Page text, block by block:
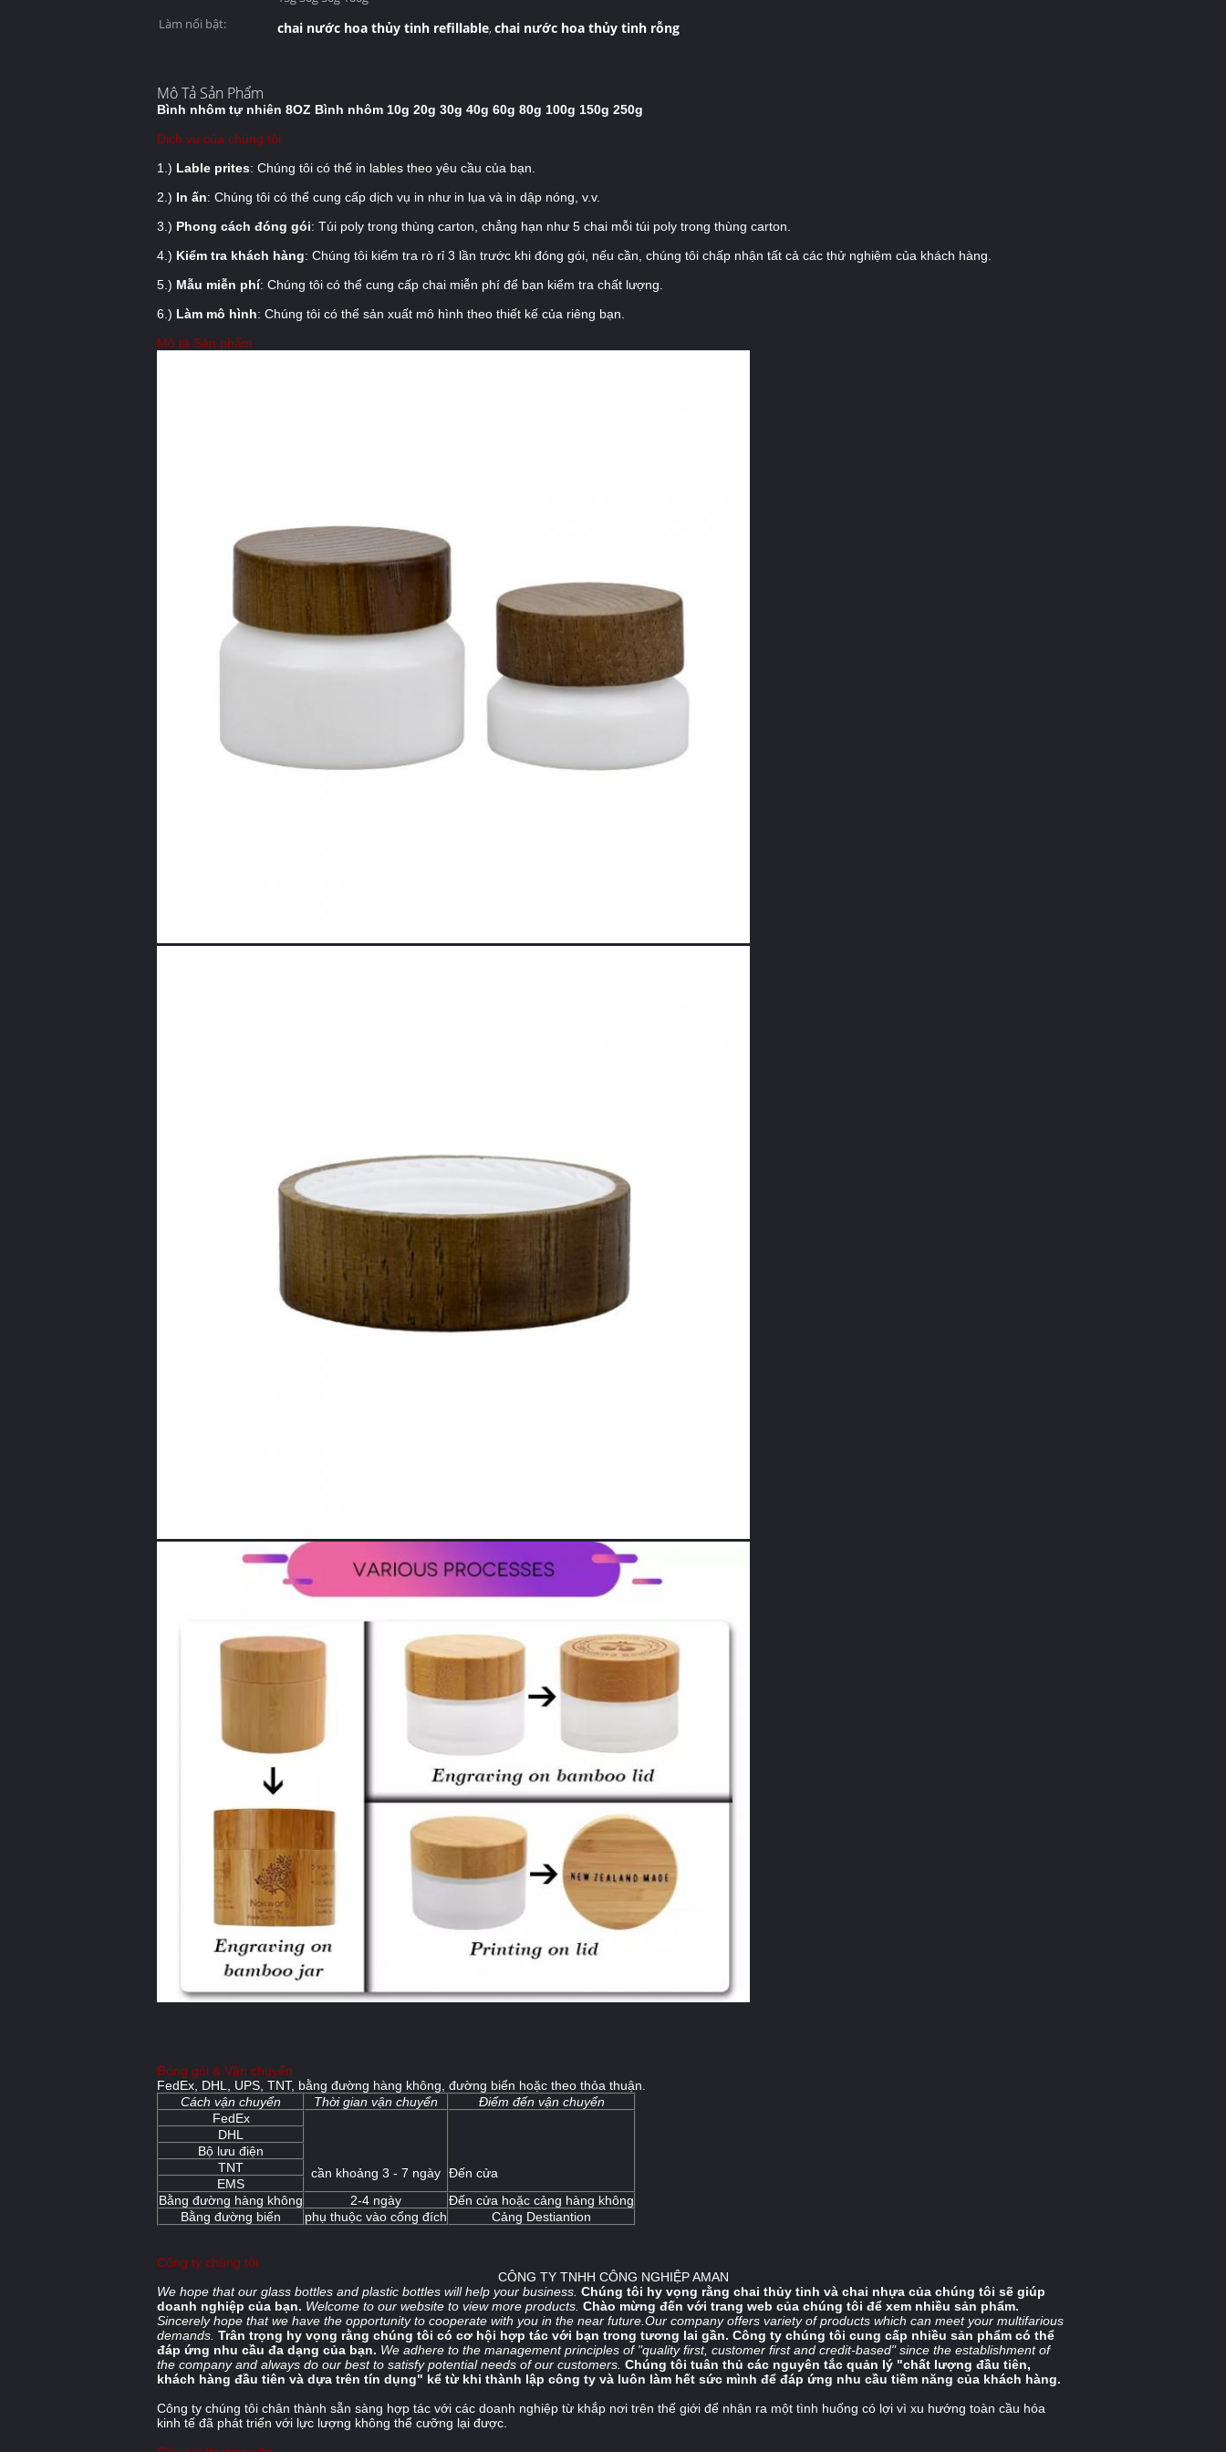
Làm nổi bật:
chai nước hoa thủy tinh refillable, chai nước hoa thủy tinh rỗng
Mô Tả Sản Phẩm
Bình nhôm tự nhiên 8OZ Bình nhôm 10g 20g 30g 40g 60g 80g 100g 150g 250g
Dịch vụ của chúng tôi
1.) Lable prites: Chúng tôi có thể in lables theo yêu cầu của bạn.
2.) In ấn: Chúng tôi có thể cung cấp dịch vụ in như in lụa và in dập nóng, v.v.
3.) Phong cách đóng gói: Túi poly trong thùng carton, chẳng hạn như 5 chai mỗi túi poly trong thùng carton.
4.) Kiểm tra khách hàng: Chúng tôi kiểm tra rò rỉ 3 lần trước khi đóng gói, nếu cần, chúng tôi chấp nhận tất cả các thử nghiệm của khách hàng.
5.) Mẫu miễn phí: Chúng tôi có thể cung cấp chai miễn phí để bạn kiểm tra chất lượng.
6.) Làm mô hình: Chúng tôi có thể sản xuất mô hình theo thiết kế của riêng bạn.
Mô tả Sản phẩm
Đóng gói & Vận chuyển
FedEx, DHL, UPS, TNT, bằng đường hàng không, đường biển hoặc theo thỏa thuận.
Cách vận chuyển
Thời gian vận chuyển
Điểm đến vận chuyển
FedEx
cần khoảng 3 - 7 ngày Đến cửa
DHL
Bộ lưu điện
TNT
EMS
Bằng đường hàng không
2-4 ngày
Đến cửa hoặc cảng hàng không
Bằng đường biển
phụ thuộc vào cổng đích Cảng Destiantion
Công ty chúng tôi
CÔNG TY TNHH CÔNG NGHIỆP AMAN
We hope that our glass bottles and plastic bottles will help your business. Chúng tôi hy vọng rằng chai thủy tinh và chai nhựa của chúng tôi sẽ giúp
doanh nghiệp của bạn. Welcome to our website to view more products. Chào mừng đến với trang web của chúng tôi để xem nhiều sản phẩm.
Sincerely hope that we have the opportunity to cooperate with you in the near future.Our company offers variety of products which can meet your multifarious
demands. Trân trọng hy vọng rằng chúng tôi có cơ hội hợp tác với bạn trong tương lai gần. Công ty chúng tôi cung cấp nhiều sản phẩm có thể
đáp ứng nhu cầu đa dạng của bạn. We adhere to the management principles of "quality first, customer first and credit-based" since the establishment of
the company and always do our best to satisfy potential needs of our customers. Chúng tôi tuân thủ các nguyên tắc quản lý "chất lượng đầu tiên,
khách hàng đầu tiên và dựa trên tín dụng" kể từ khi thành lập công ty và luôn làm hết sức mình để đáp ứng nhu cầu tiềm năng của khách hàng.
Công ty chúng tôi chân thành sẵn sàng hợp tác với các doanh nghiệp từ khắp nơi trên thế giới để nhận ra một tình huống có lợi vì xu hướng toàn cầu hóa
kinh tế đã phát triển với lực lượng không thể cưỡng lại được.